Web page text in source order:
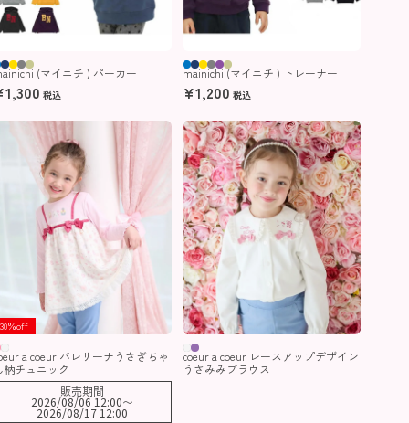
(マイニチ ) パーカー
1,300 税込
mainichi (マイニチ ) トレーナー
¥1,200 税込
30％off
a coeur バレリーナうさぎちゃ
柄チュニック
販売期間
2026/08/06 12:00〜
2026/08/17 12:00
coeur a coeur レースアップデザイン
うさみみブラウス